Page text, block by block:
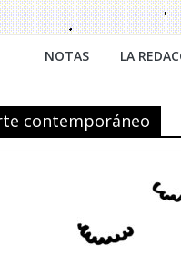
NOTAS LA
contemporáneo